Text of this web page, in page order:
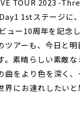
TOUR 2023 -
1stステージに
ュー10周年を記念
ツアーも、今日と
。素晴らしい素敵
曲をより色を深く
界にお連れしたい